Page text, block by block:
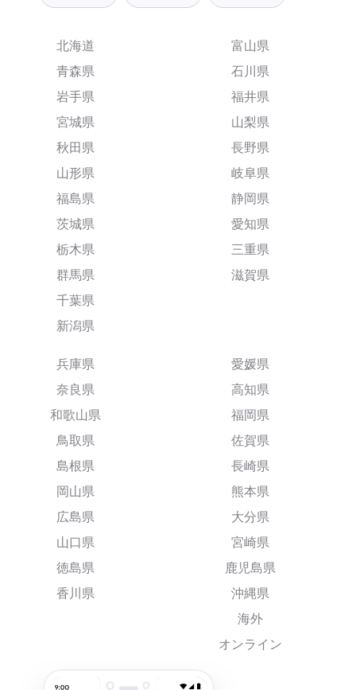
北海道
青森県
岩手県
宮城県
秋田県
山形県
福島県
茨城県
栃木県
群馬県
千葉県
新潟県
富山県
石川県
福井県
山梨県
長野県
岐阜県
静岡県
愛知県
三重県
滋賀県
兵庫県
奈良県
和歌山県
鳥取県
島根県
岡山県
広島県
山口県
徳島県
香川県
愛媛県
高知県
福岡県
佐賀県
長崎県
熊本県
大分県
宮崎県
鹿児島県
沖縄県
海外
オンライン